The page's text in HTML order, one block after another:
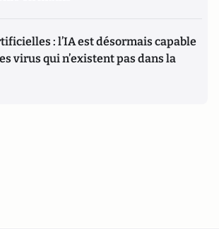
: l’IA est désormais capable
virus qui n’existent pas dans la